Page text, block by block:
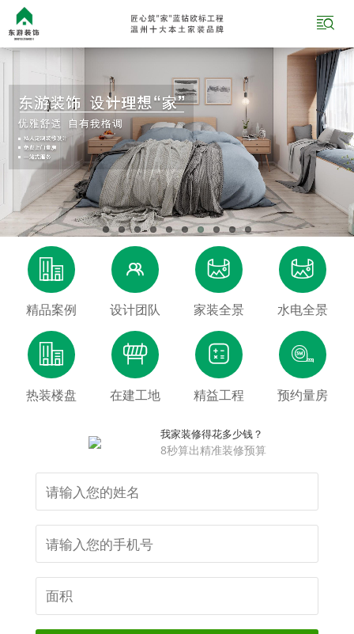


精品案例

设计团队

家装全景

水电全景

热装楼盘

在建工地

精益工程

预约量房
我家装修得花多少钱？
8秒算出精准装修预算